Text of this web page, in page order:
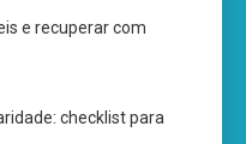
e recuperar com
checklist para